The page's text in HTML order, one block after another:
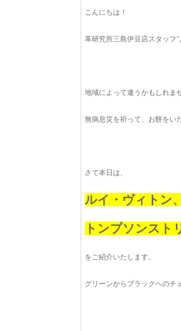
こんにちは！
革研究所三島伊豆店スタッフ
地域によって違うかもしれま
無病息災を祈って、お餅をい
さて本日は、
ルイ・ヴィトン
トンプソンスト
をご紹介いたします。
グリーンからブラックへのチ